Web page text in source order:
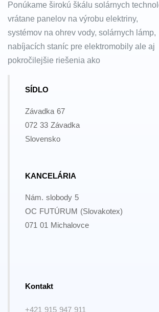
Ponúkame širokú škálu solárnych
vrátane panelov na výrobu elektriny,
systémov na ohrev vody, solárnych lámp,
nabíjacích staníc pre elektromobily ale aj
pokročilejšie riešenia ako
SÍDLO
Závadka 67
072 33 Závadka
Slovensko
KANCELÁRIA
Nám. slobody 5
OC FUTÚRUM (Slovakotex)
071 01 Michalovce
Kontakt
+421 915 947 911